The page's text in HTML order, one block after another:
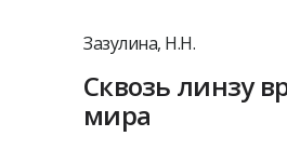
Зазулина, Н.Н.
Сквозь линзу
мира